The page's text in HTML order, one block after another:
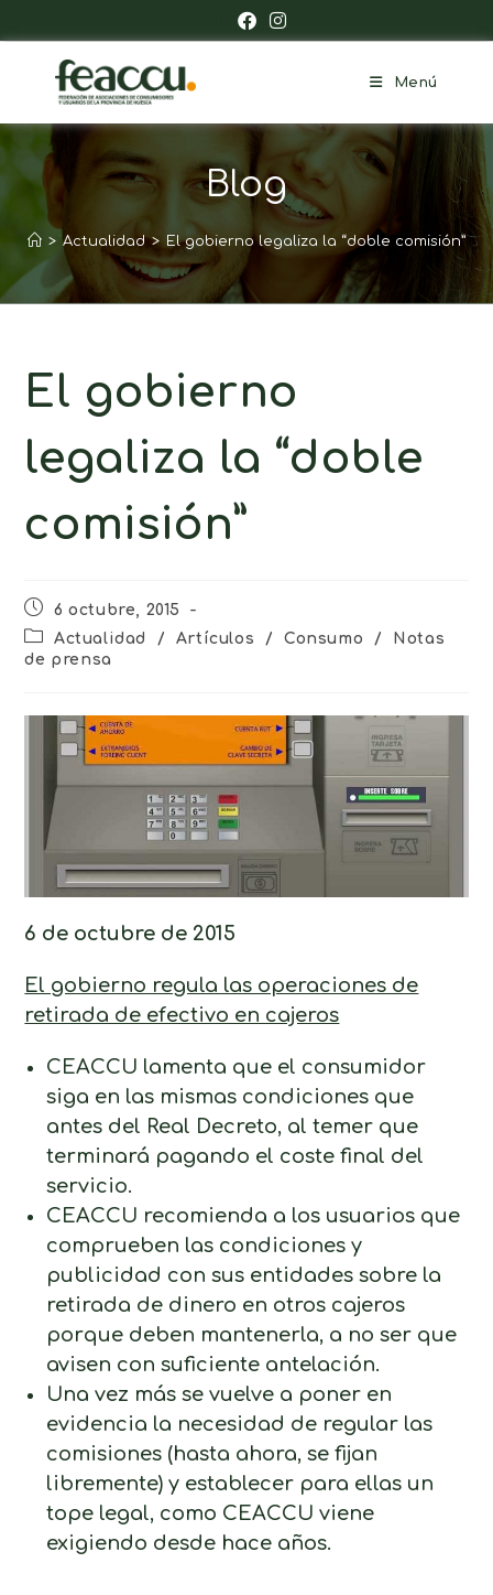
Menú
Blog
> Actualidad > El gobierno legaliza la “doble comisión”
El gobierno
legaliza la “doble
comisión”
6 octubre, 2015
Actualidad
/ Artículos / Consumo /
Notas
de prensa
6 de octubre de 2015
El gobierno regula las operaciones de
retirada de efectivo en cajeros
CEACCU lamenta que el consumidor
siga en las mismas condiciones que
antes del Real Decreto, al temer que
terminará pagando el coste final del
servicio.
CEACCU recomienda a los usuarios que
comprueben las condiciones y
publicidad con sus entidades sobre la
retirada de dinero en otros cajeros
porque deben mantenerla, a no ser que
avisen con suficiente antelación.
Una vez más se vuelve a poner en
evidencia la necesidad de regular las
comisiones (hasta ahora, se fijan
libremente) y establecer para ellas un
tope legal, como CEACCU viene
exigiendo desde hace años.